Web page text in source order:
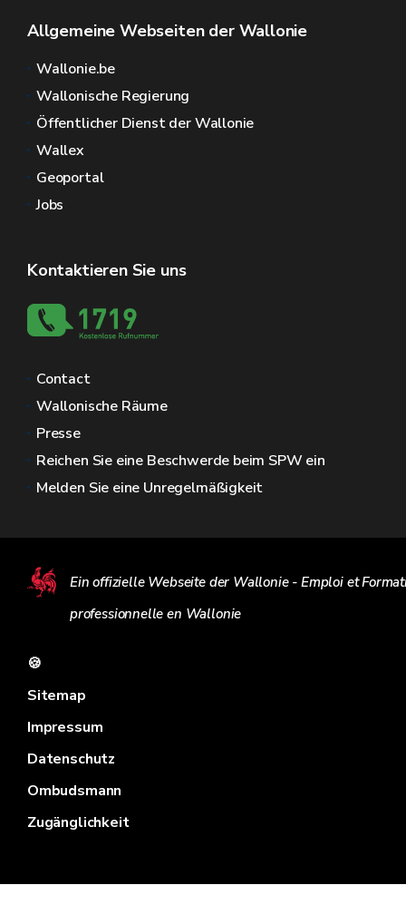
Allgemeine Webseiten der Wallonie
Wallonie.be
Wallonische Regierung
Öffentlicher Dienst der Wallonie
Wallex
Geoportal
Jobs
Kontaktieren Sie uns
Contact
Wallonische Räume
Presse
Reichen Sie eine Beschwerde beim SPW ein
Melden Sie eine Unregelmäßigkeit
Ein offizielle Webseite der Wallonie - Emploi et
professionnelle en Wallonie
🍪
Sitemap
Impressum
Datenschutz
Ombudsmann
Zugänglichkeit